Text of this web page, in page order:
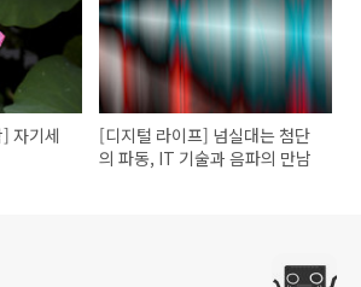
자기세
[디지털 라이프] 넘실대는 첨단
의 파동, IT 기술과 음파의 만남